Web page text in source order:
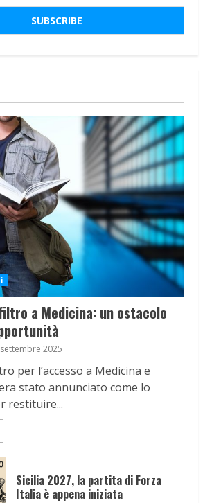
a Medicina: un ostacolo
2025
per l’accesso a Medicina e
stato annunciato come lo
restituire...
Sicilia 2027, la partita di Forza
Italia è appena iniziata